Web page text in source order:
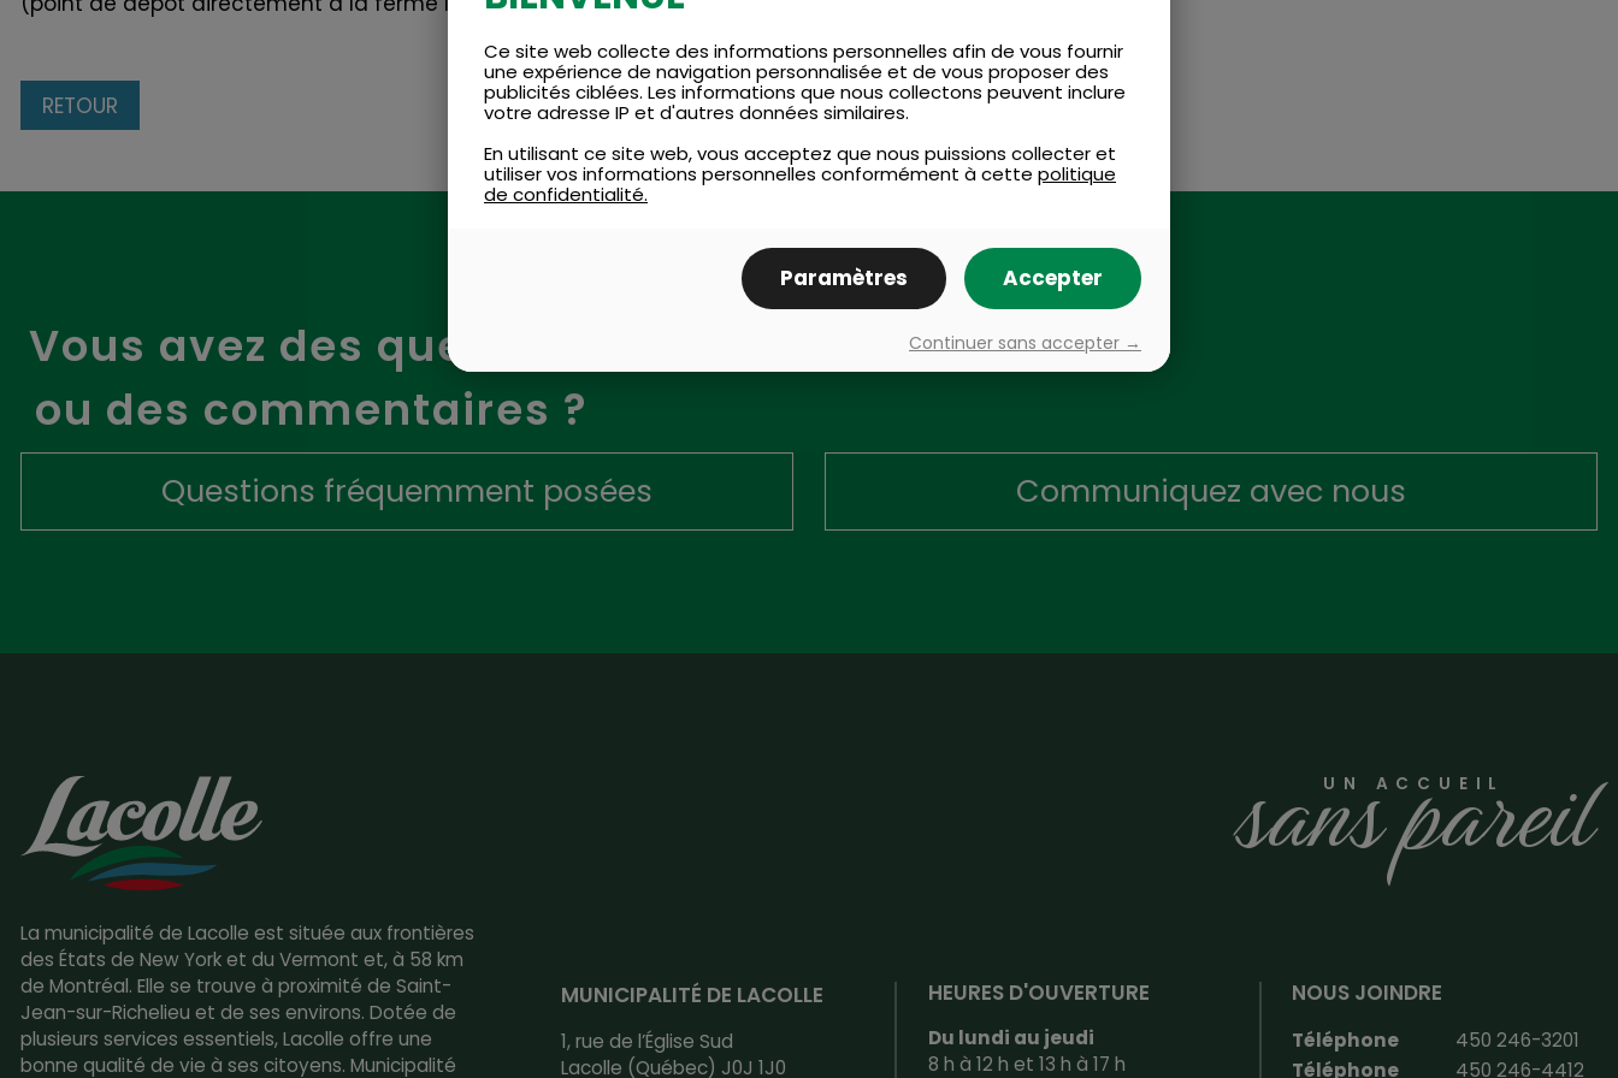
RETOUR
Vous avez des questions
ou des commentaires ?
Questions fréquemment posées Communiquez avec nous
La municipalité de Lacolle est située aux frontières
des États de New York et du Vermont et, à 58 km
de Montréal. Elle se trouve à proximité de Saint-
Jean-sur-Richelieu et de ses environs. Dotée de
plusieurs services essentiels, Lacolle offre une
bonne qualité de vie à ses citoyens. Municipalité
UN ACCUEIL
sans pareil
MUNICIPALITÉ DE LACOLLE
1, rue de l’Église Sud
Lacolle (Québec) J0J 1J0
HEURES D'OUVERTURE
Du lundi au jeudi
8 h à 12 h et 13 h à 17 h
NOUS JOINDRE
Téléphone
450 246-3201
Téléphone
450 246-4412
Ce site web collecte des informations personnelles afin de vous fournir
une expérience de navigation personnalisée et de vous proposer des
publicités ciblées. Les informations que nous collectons peuvent inclure
votre adresse IP et d'autres données similaires.
En utilisant ce site web, vous acceptez que nous puissions collecter et
utiliser vos informations personnelles conformément à cette politique
de confidentialité.
Paramètres Accepter
Continuer sans accepter →